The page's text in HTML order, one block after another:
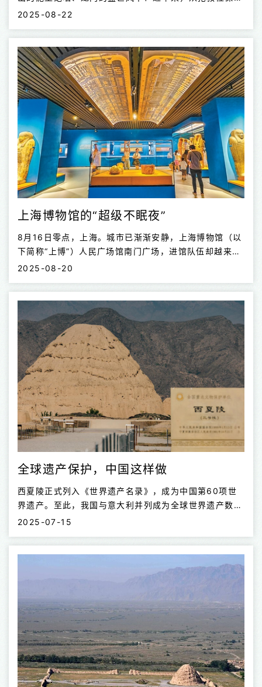
到预防性保护，从传统修复技艺到数字化永久存档，中国
2025-08-22
上海博物馆的“超级不眠夜”
8月16日零点，上海。城市已渐渐安静，上海博物馆（以
下简称“上博”）人民广场馆南门广场，进馆队伍却越来越
长。有人从外地赶来，拖着行李箱，跟随队伍向馆内移动
2025-08-20
全球遗产保护，中国这样做
西夏陵正式列入《世界遗产名录》，成为中国第60项世
界遗产。至此，我国与意大利并列成为全球世界遗产数量
最多的国家，成为名副其实的世界遗产大国。
2025-07-15